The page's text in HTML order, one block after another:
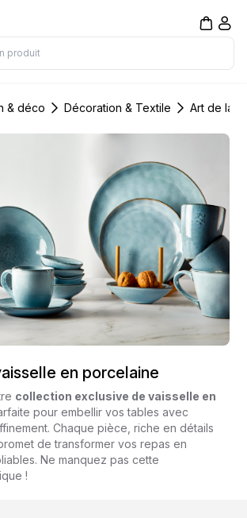
& déco Décoration & Textile Art de la
en porcelaine
collection exclusive de vaisselle en
pour embellir vos tables avec
Chaque pièce, riche en détails
de transformer vos repas en
Ne manquez pas cette
!